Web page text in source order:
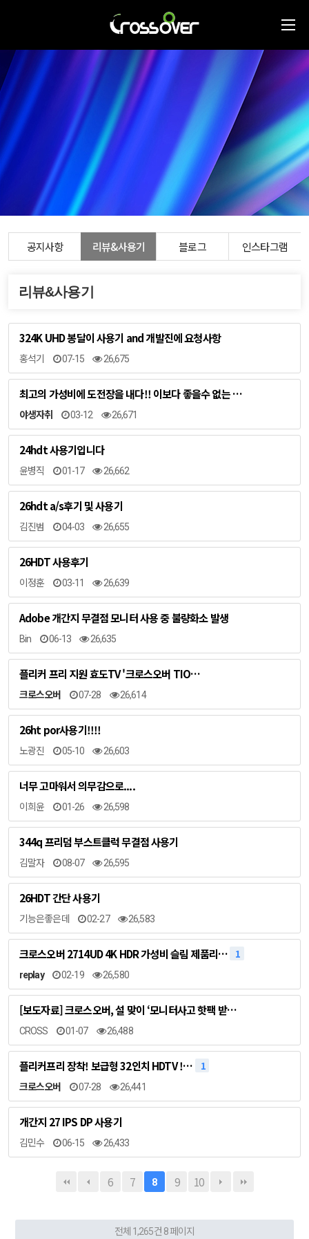
공지사항 리뷰&사용기 블로그 인스타그램
리뷰&사용기
324K UHD 봉달이 사용기 and 개발진에 요청사항
홍석기 07-15 26,675
최고의 가성비에 도전장을 내다!! 이보다 좋을수 없는 …
야생자취 03-12 26,671
24hdt 사용기입니다
윤병직 01-17 26,662
26hdt a/s후기 및 사용기
김진범 04-03 26,655
26HDT 사용후기
이정훈 03-11 26,639
Adobe 개간지 무결점 모니터 사용 중 불량화소 발생
Bin 06-13 26,635
플리커 프리 지원 효도TV '크로스오버 TIO…
크로스오버 07-28 26,614
26ht por사용기!!!!
노광진 05-10 26,603
너무 고마워서 의무감으로....
이희윤 01-26 26,598
344q 프리덤 부스트클럭 무결점 사용기
김말자 08-07 26,595
26HDT 간단 사용기
기능은좋은데 02-27 26,583
크로스오버 2714UD 4K HDR 가성비 슬림 제품리… 1
replay 02-19 26,580
[보도자료] 크로스오버, 설 맞이 ‘모니터사고 핫팩 받…
CROSS 01-07 26,488
플리커프리 장착! 보급형 32인치 HDTV !… 1
크로스오버 07-28 26,441
개간지 27 IPS DP 사용기
김민수 06-15 26,433
6 7 8 9 10
전체 1,265건 8 페이지